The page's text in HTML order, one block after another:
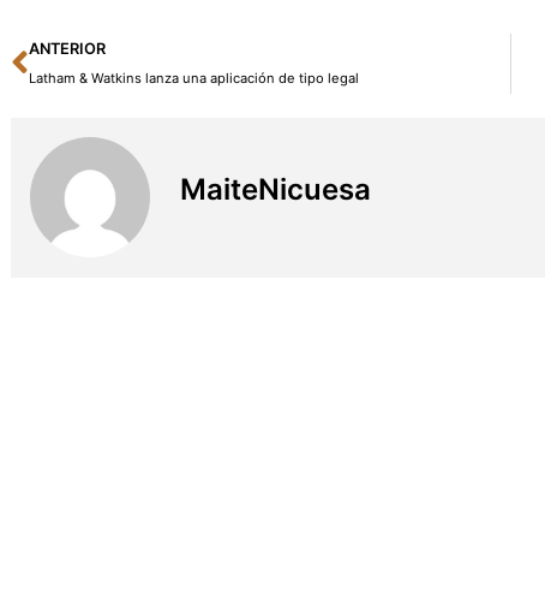
Ant
ANTERIOR
Latham & Watkins lanza una aplicación de tipo legal
MaiteNicuesa